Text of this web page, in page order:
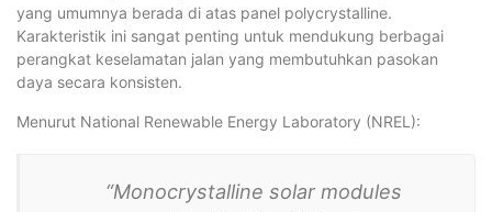
yang umumnya berada di atas panel polycrystalline.
Karakteristik ini sangat penting untuk mendukung berbagai
perangkat keselamatan jalan yang membutuhkan pasokan
daya secara konsisten.
Menurut National Renewable Energy Laboratory (NREL):
“Monocrystalline solar modules